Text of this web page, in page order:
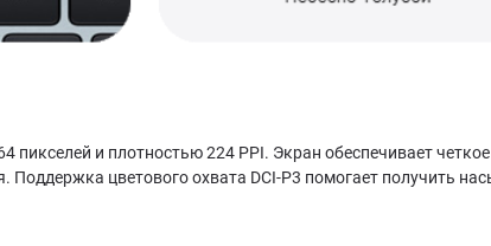
и плотностью 224 PPI. Экран обеспечивает
цветового охвата DCI-P3 помогает получить